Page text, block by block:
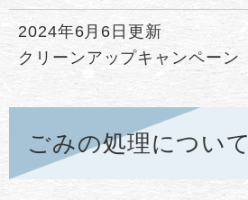
2024年6月6日更新
クリーンアップキャンペーン
ごみの処理について